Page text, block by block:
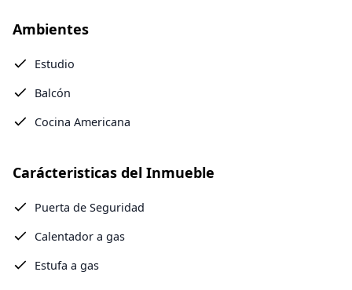
Ambientes
Estudio
Balcón
Cocina Americana
Carácteristicas del Inmueble
Puerta de Seguridad
Calentador a gas
Estufa a gas